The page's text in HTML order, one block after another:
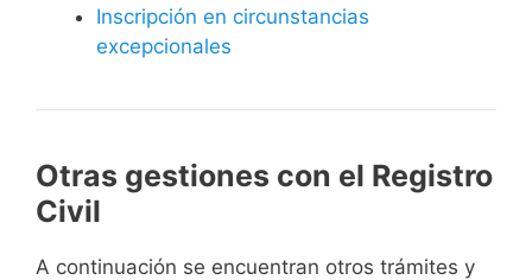
Inscripción en circunstancias
excepcionales
Otras gestiones con el Registro
Civil
A continuación se encuentran otros trámites y